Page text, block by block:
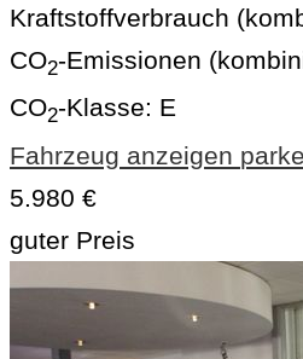
Kraftstoffverbrauch
CO2-Emissionen
CO2-Klasse: E
Fahrzeug anzeigen
5.980 €
guter Preis